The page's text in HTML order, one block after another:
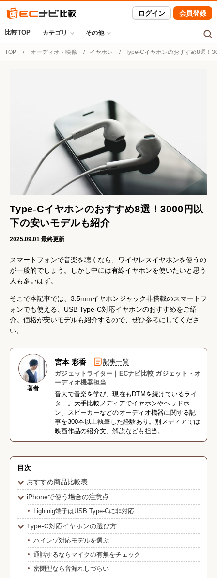
ログイン 会員登録
比較TOP カテゴリ その他
TOP オーディオ・映像 イヤホン Type-Cイヤホンのおすすめ8選！
Type-Cイヤホンのおすすめ8選！3000円以
下の安いモデルも紹介
2025.09.01 最終更新
スマートフォンで音楽を聴くなら、ワイヤレスイヤホンを使うの
が一般的でしょう。しかし中には有線イヤホンを使いたいと思う
人も多いはず。
そこで本記事では、3.5mmイヤホンジャック非搭載のスマートフ
ォンでも使える、USB Type-C対応イヤホンのおすすめをご紹
介。価格が安いモデルも紹介するので、ぜひ参考にしてくださ
い。
著者
宮本 彩香
記事一覧
ガジェットライター｜ECナビ比較 ガジェット・オ
ーディオ機器担当
音大で音楽を学び、現在もDTMを続けているライ
ター。大手比較メディアでイヤホンやヘッドホ
ン、スピーカーなどのオーディオ機器に関する記
事を300本以上執筆した経験あり。別メディアでは
映画作品の紹介文、解説なども担当。
目次
おすすめ商品比較表
iPhoneで使う場合の注意点
Lightnig端子はUSB Type-Cに非対応
Type-C対応イヤホンの選び方
ハイレゾ対応モデルを選ぶ
通話するならマイクの有無をチェック
密閉型なら音漏れしづらい